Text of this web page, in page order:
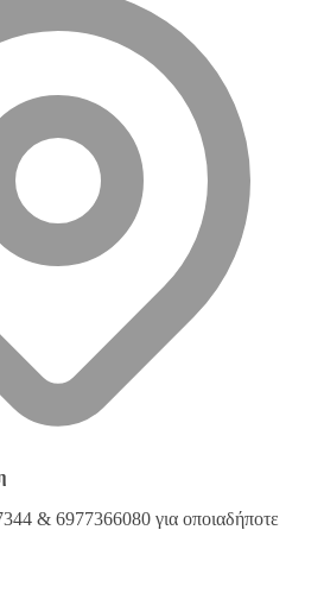
& 6977366080 για οποιαδήποτε